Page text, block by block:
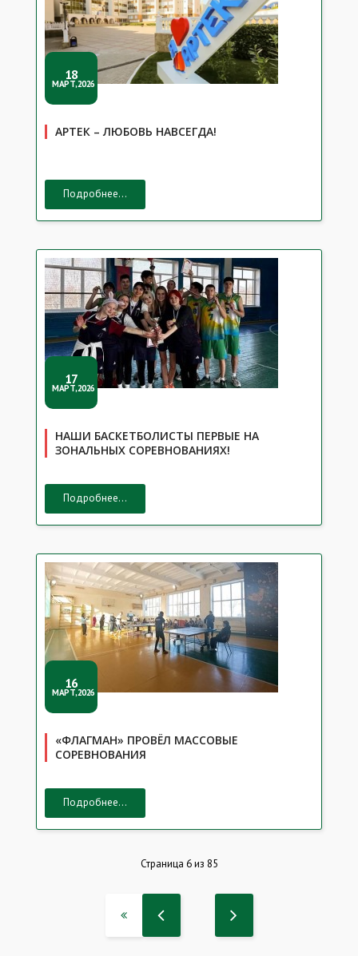
18
МАРТ,2026
АРТЕК – ЛЮБОВЬ НАВСЕГДА!
Подробнее...
17
МАРТ,2026
НАШИ БАСКЕТБОЛИСТЫ ПЕРВЫЕ НА
ЗОНАЛЬНЫХ СОРЕВНОВАНИЯХ!
Подробнее...
16
МАРТ,2026
«ФЛАГМАН» ПРОВЁЛ МАССОВЫЕ
СОРЕВНОВАНИЯ
Подробнее...
Страница 6 из 85